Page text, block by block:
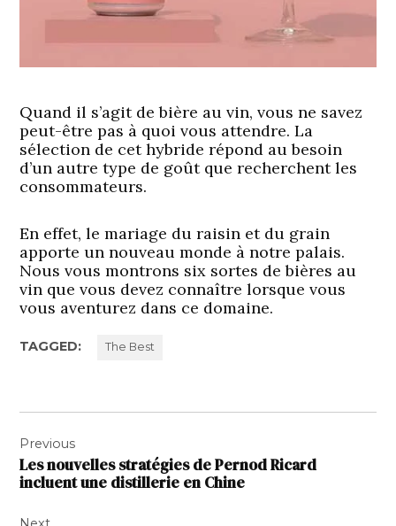
Quand il s’agit de bière au vin, vous ne savez
peut-être pas à quoi vous attendre. La
sélection de cet hybride répond au besoin
d’un autre type de goût que recherchent les
consommateurs.
En effet, le mariage du raisin et du grain
apporte un nouveau monde à notre palais.
Nous vous montrons six sortes de bières au
vin que vous devez connaître lorsque vous
vous aventurez dans ce domaine.
TAGGED: The Best
de
l’article
Previous
Les nouvelles stratégies de Pernod Ricard
incluent une distillerie en Chine